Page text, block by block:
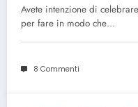
Avete intenzione di
per fare in modo che…
8 Commenti